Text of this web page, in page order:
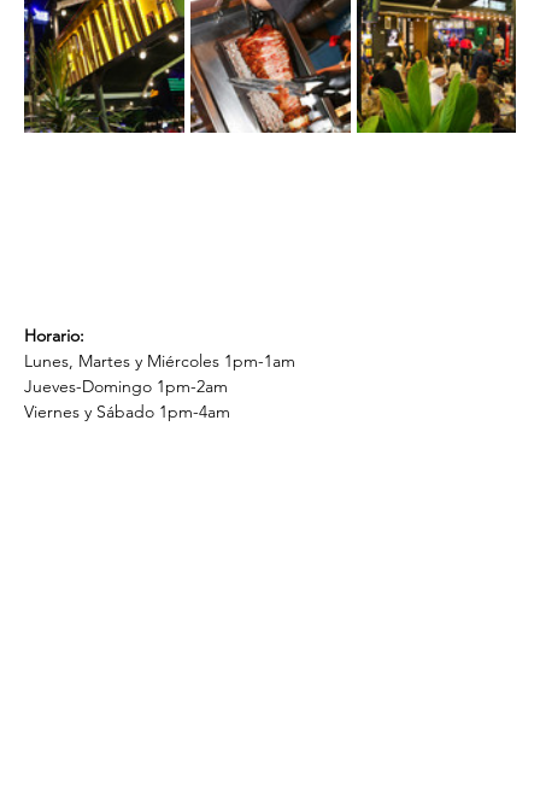
Horario:
Lunes, Martes y Miércoles 1pm-1am
Jueves-Domingo 1pm-2am
Viernes y Sábado 1pm-4am